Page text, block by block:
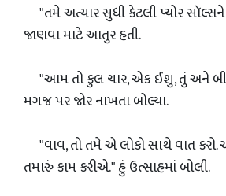
"તમે અત્યાર સુધી કેટલી પ્યોર
જાણવા માટે આતુર હતી.
"આમ તો કુલ ચાર, એક ઈશુ, તું અને
મગજ પર જોર નાખતા બોલ્યા.
"વાવ, તો તમે એ લોકો સાથે વાત
તમારું કામ કરીએ." હું ઉત્સાહમાં બોલી.